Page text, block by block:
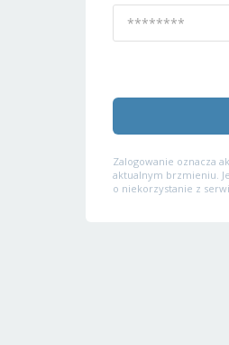
Zalogowanie oznacza
aktualnym brzmieniu.
o niekorzystanie z